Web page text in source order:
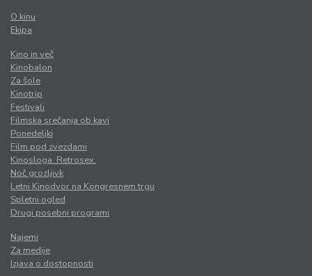
O kinu
Ekipa
Kino in več
Kinobalon
Za šole
Kinotrip
Festivali
Filmska srečanja ob kavi
Ponedeljki
Film pod zvezdami
Kinosloga. Retrosex.
Noč grozljivk
Letni Kinodvor na Kongresnem trgu
Spletni ogled
Drugi posebni programi
Najemi
Za medije
Izjava o dostopnosti